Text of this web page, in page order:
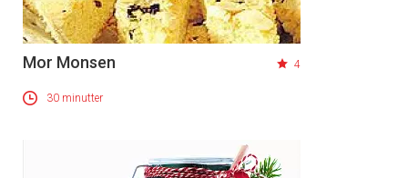
Mor Monsen 4
30 minutter